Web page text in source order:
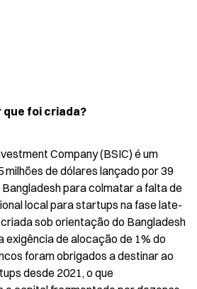
que foi criada?
Company (BSIC) é um
milhões de dólares lançado por 39
para colmatar a falta de
local para startups na fase late-
sob orientação do Bangladesh
exigência de alocação de 1% do
foram obrigados a destinar ao
desde 2021, o que